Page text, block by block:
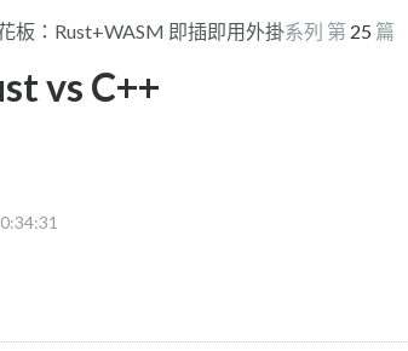
板：Rust+WASM 即插即用外掛系列 第 25 篇
vs C++